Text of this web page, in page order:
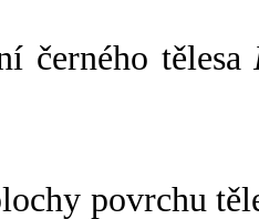
černého tělesa
povrchu